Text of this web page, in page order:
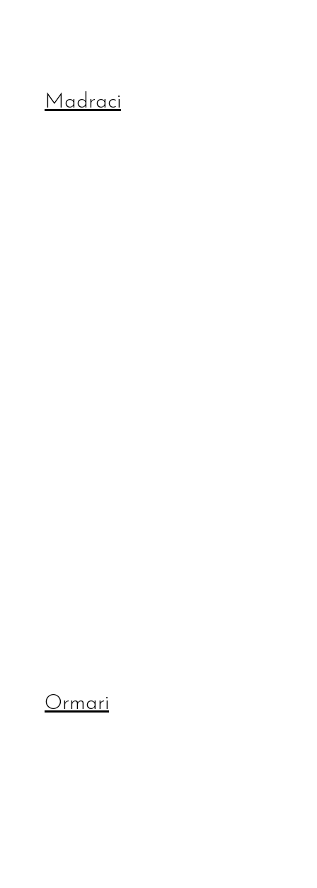
Madraci
Ormari